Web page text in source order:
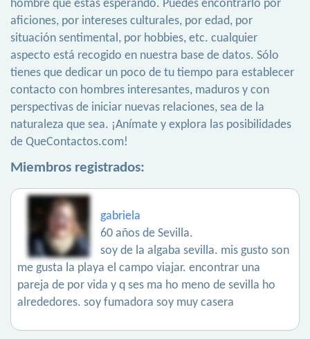
hombre que estás esperando. Puedes encontrarlo por
aficiones, por intereses culturales, por edad, por
situación sentimental, por hobbies, etc. cualquier
aspecto está recogido en nuestra base de datos. Sólo
tienes que dedicar un poco de tu tiempo para establecer
contacto con hombres interesantes, maduros y con
perspectivas de iniciar nuevas relaciones, sea de la
naturaleza que sea. ¡Anímate y explora las posibilidades
de QueContactos.com!
Miembros registrados:
gabriela
60 años de Sevilla.
soy de la algaba sevilla. mis gusto son
me gusta la playa el campo viajar. encontrar una
pareja de por vida y q ses ma ho meno de sevilla ho
alrededores. soy fumadora soy muy casera